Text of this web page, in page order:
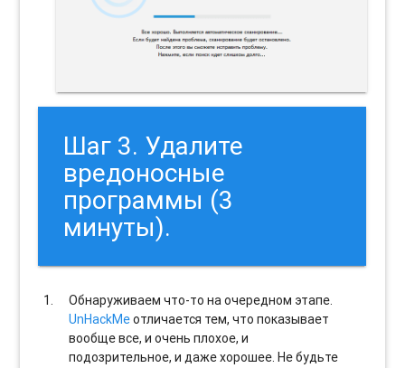
Шаг 3. Удалите
вредоносные
программы (3
минуты).
Обнаруживаем что-то на очередном этапе.
UnHackMeотличается тем, что показывает
вообще все, и очень плохое, и
подозрительное, и даже хорошее. Не будьте